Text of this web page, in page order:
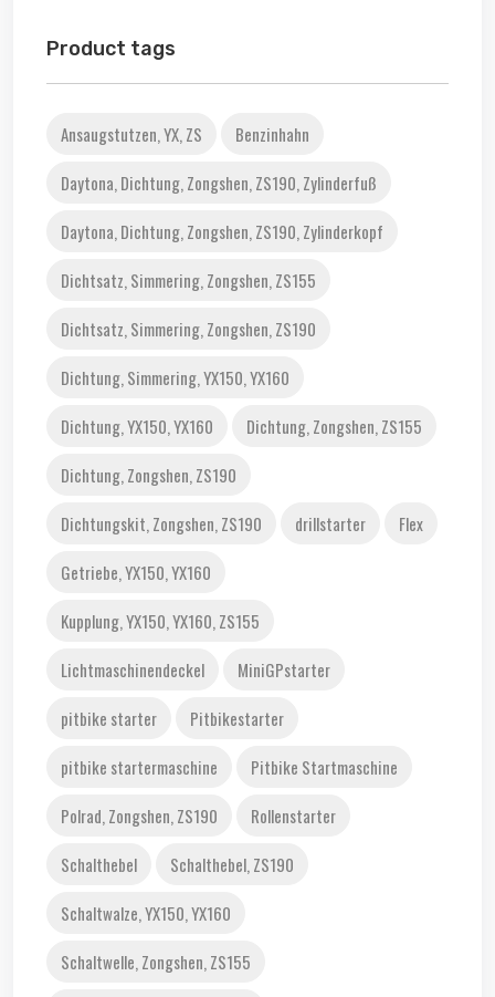
Product tags
Ansaugstutzen, YX, ZS
Benzinhahn
Daytona, Dichtung, Zongshen, ZS190, Zylinderfuß
Daytona, Dichtung, Zongshen, ZS190, Zylinderkopf
Dichtsatz, Simmering, Zongshen, ZS155
Dichtsatz, Simmering, Zongshen, ZS190
Dichtung, Simmering, YX150, YX160
Dichtung, YX150, YX160
Dichtung, Zongshen, ZS155
Dichtung, Zongshen, ZS190
Dichtungskit, Zongshen, ZS190
drillstarter
Flex
Getriebe, YX150, YX160
Kupplung, YX150, YX160, ZS155
Lichtmaschinendeckel
MiniGPstarter
pitbike starter
Pitbikestarter
pitbike startermaschine
Pitbike Startmaschine
Polrad, Zongshen, ZS190
Rollenstarter
Schalthebel
Schalthebel, ZS190
Schaltwalze, YX150, YX160
Schaltwelle, Zongshen, ZS155